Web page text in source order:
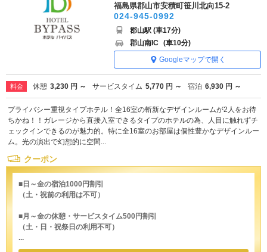
福島県郡山市安積町笹川北向15-2
024-945-0992
郡山駅 (車17分)
郡山南IC (車10分)
Googleマップで開く
料金 休憩 3,230 円 ～ サービスタイム 5,770 円 ～ 宿泊 6,930 円 ～
プライバシー重視タイプホテル！全16室の斬新なデザインルームが2人をお待
ちかね！！ガレージから直接入室できるタイプのホテルの為、人目に触れずチ
ェックインできるのが魅力的。特に全16室のお部屋は個性豊かなデザインルー
ム。光の演出で幻想的に空間...
クーポン
■日～金の宿泊1000円割引
（土・祝前の利用は不可）
■月～金の休憩・サービスタイム500円割引
（土・日・祝祭日の利用不可）
...